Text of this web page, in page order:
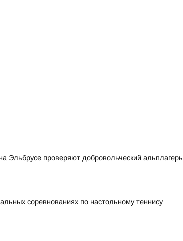
Эльбрусе проверяют добровольческий альплагерь
соревнованиях по настольному теннису